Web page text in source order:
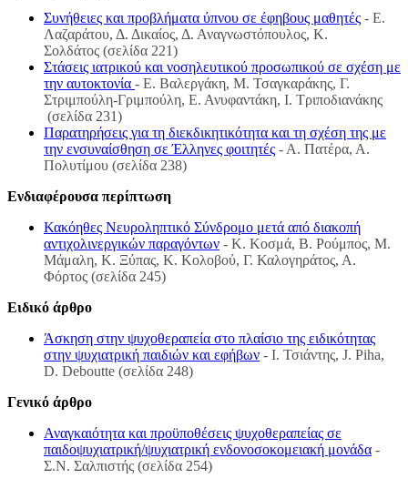
Συνήθειες και προβλήματα ύπνου σε έφηβους μαθητές - Ε.
Λαζαράτου, Δ. Δικαίος, Δ. Αναγνωστόπουλος, Κ.
Σολδάτος (σελίδα 221)
Στάσεις ιατρικού και νοσηλευτικού προσωπικού σε σχέση με
την αυτοκτονία - Ε. Βαλεργάκη, Μ. Τσαγκαράκης, Γ.
Στριμπούλη-Γριμπούλη, Ε. Ανυφαντάκη, Ι. Τριποδιανάκης
(σελίδα 231)
Παρατηρήσεις για τη διεκδικητικότητα και τη σχέση της με
την ενσυναίσθηση σε Έλληνες φοιτητές - Α. Πατέρα, Α.
Πολυτίμου (σελίδα 238)
Ενδιαφέρουσα περίπτωση
Κακόηθες Νευροληπτικό Σύνδρομο μετά από διακοπή
αντιχολινεργικών παραγόντων - Κ. Κοσμά, Β. Ρούμπος, Μ.
Μάμαλη, Κ. Ξύπας, Κ. Κολοβού, Γ. Καλογηράτος, Α.
Φόρτος (σελίδα 245)
Ειδικό άρθρο
Άσκηση στην ψυχοθεραπεία στο πλαίσιο της ειδικότητας
στην ψυχιατρική παιδιών και εφήβων - Ι. Τσιάντης, J. Piha,
D. Deboutte (σελίδα 248)
Γενικό άρθρο
Αναγκαιότητα και προϋποθέσεις ψυχοθεραπείας σε
παιδοψυχιατρική/ψυχιατρική ενδονοσοκομειακή μονάδα -
Σ.Ν. Σαλπιστής (σελίδα 254)